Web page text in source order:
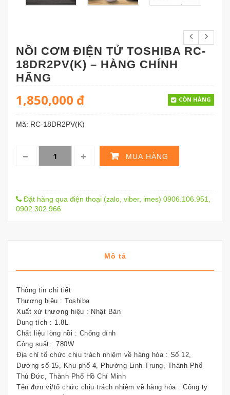
NỒI CƠM ĐIỆN TỬ TOSHIBA RC-
18DR2PV(K) – HÀNG CHÍNH
HÃNG
1,850,000 đ CÒN HÀNG
Mã: RC-18DR2PV(K)
MUA HÀNG
Đặt hàng qua điện thoại (zalo, viber, imes) 0906.106.951,
0902.302.966
Mô tả
Thông tin chi tiết
Thương hiệu : Toshiba
Xuất xứ thương hiệu : Nhật Bản
Dung tích : 1.8L
Chất liệu lòng nồi : Chống dính
Công suất : 780W
Địa chỉ tổ chức chịu trách nhiệm về hàng hóa : Số 12,
Đường số 15, Khu phố 4, Phường Linh Trung, Thành Phố
Thủ Đức, Thành Phố Hồ Chí Minh
Tên đơn vị/tổ chức chịu trách nhiệm về hàng hóa : Công ty